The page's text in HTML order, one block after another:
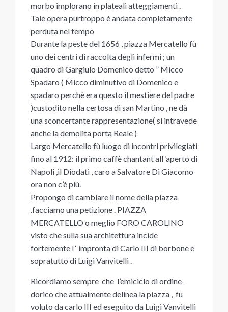
morbo implorano in plateali atteggiamenti .
Tale opera purtroppo è andata completamente
perduta nel tempo
Durante la peste del 1656 , piazza Mercatello fù
uno dei centri di raccolta degli infermi ; un
quadro di Gargiulo Domenico detto ” Micco
Spadaro ( Micco diminutivo di Domenico e
spadaro perchè era questo il mestiere del padre
)custodito nella certosa di san Martino , ne dà
una sconcertante rappresentazione( si intravede
anche la demolita porta Reale )
Largo Mercatello fù luogo di incontri privilegiati
fino al 1912: il primo caffè chantant all ‘aperto di
Napoli ,il Diodati , caro a Salvatore Di Giacomo
ora non c’è più.
Propongo di cambiare il nome della piazza
.facciamo una petizione . PIAZZA
MERCATELLO o meglio FORO CAROLINO
visto che sulla sua architettura incide
fortemente l ‘ impronta di Carlo III di borbone e
sopratutto di Luigi Vanvitelli .
Ricordiamo sempre che l’emiciclo di ordine-
dorico che attualmente delinea la piazza , fu
voluto da carlo III ed eseguito da Luigi Vanvitelli